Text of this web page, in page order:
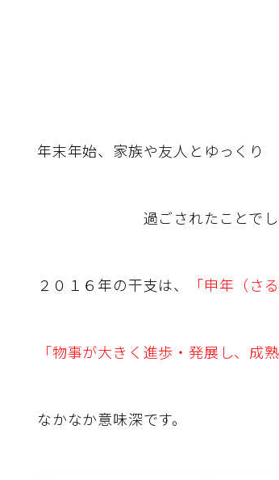
年末年始、家族や友人とゆっくり
過ごされたことでしょ
２０１６年の干支は、 「申年（さる
「物事が大きく進歩・発展し、成熟
なかなか意味深です。